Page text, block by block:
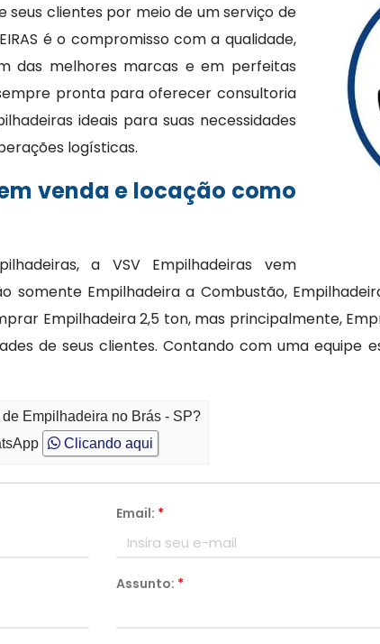
clientes por meio de um serviço de
é o compromisso com a qualidade,
das melhores marcas e em perfeitas
pronta para oferecer consultoria
ideais para suas necessidades
logísticas.
venda e locação como
a VSV Empilhadeiras vem
Empilhadeira a Combustão,
Empilhadeira 2,5 ton, mas principalmente,
de seus clientes. Contando com uma equipe
Empilhadeira no Brás - SP?
Clicando aqui
Email: *
Assunto: *